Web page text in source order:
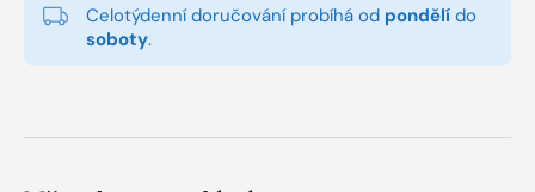
Celotýdenní doručování probíhá od pondělí do
soboty.